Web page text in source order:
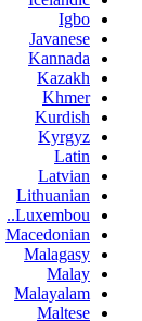
Igbo
Javanese
Kannada
Kazakh
Khmer
Kurdish
Kyrgyz
Latin
Latvian
Lithuanian
Luxembou..
Macedonian
Malagasy
Malay
Malayalam
Maltese